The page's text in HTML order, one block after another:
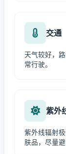
交通
天气较好，
常行驶。
紫外
紫外线辐射
肤品，尽量